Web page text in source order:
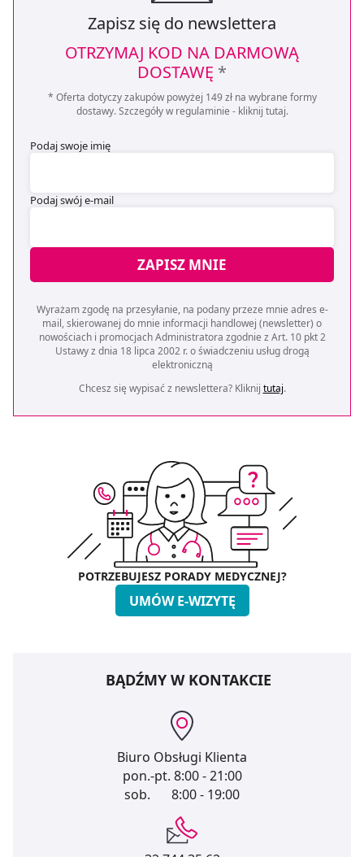
Zapisz się do newslettera
OTRZYMAJ KOD NA DARMOWĄ
DOSTAWĘ *
* Oferta dotyczy zakupów powyżej 149 zł na wybrane formy
dostawy. Szczegóły w regulaminie - kliknij tutaj.
Podaj swoje imię
Podaj swój e-mail
ZAPISZ MNIE
Wyrażam zgodę na przesyłanie, na podany przeze mnie adres e-
mail, skierowanej do mnie informacji handlowej (newsletter) o
nowościach i promocjach Administratora zgodnie z Art. 10 pkt 2
Ustawy z dnia 18 lipca 2002 r. o świadczeniu usług drogą
elektroniczną
Chcesz się wypisać z newslettera? Kliknij tutaj.
POTRZEBUJESZ PORADY MEDYCZNEJ?
UMÓW E-WIZYTĘ
BĄDŹMY W KONTAKCIE
Biuro Obsługi Klienta
pon.-pt. 8:00 - 21:00
sob.
8:00 - 19:00